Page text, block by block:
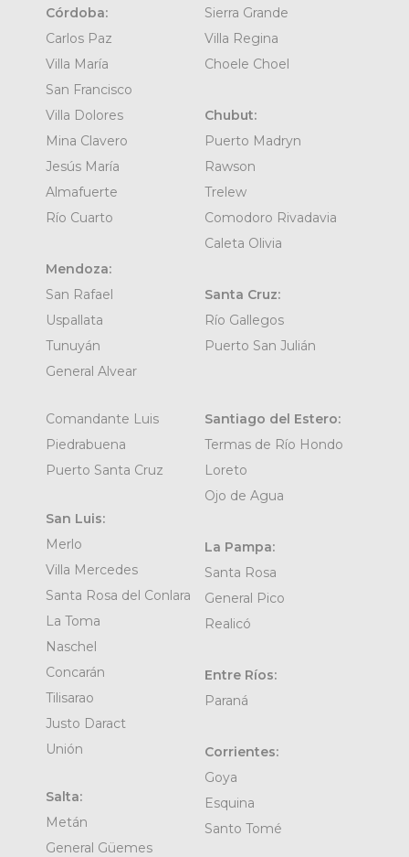
Córdoba:
Carlos Paz
Villa María
San Francisco
Villa Dolores
Mina Clavero
Jesús María
Almafuerte
Río Cuarto
Mendoza:
San Rafael
Uspallata
Tunuyán
General Alvear
Sierra Grande
Villa Regina
Choele Choel
Chubut:
Puerto Madryn
Rawson
Trelew
Comodoro Rivadavia
Caleta Olivia
Santa Cruz:
Río Gallegos
Puerto San Julián
Comandante Luis
Piedrabuena
Puerto Santa Cruz
San Luis:
Merlo
Villa Mercedes
Santa Rosa del Conlara
La Toma
Naschel
Concarán
Tilisarao
Justo Daract
Unión
Salta:
Metán
General Güemes
Santiago del Estero:
Termas de Río Hondo
Loreto
Ojo de Agua
La Pampa:
Santa Rosa
General Pico
Realicó
Entre Ríos:
Paraná
Corrientes:
Goya
Esquina
Santo Tomé